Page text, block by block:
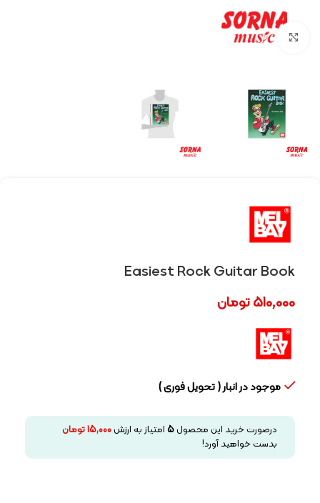
Click to enlarge
Easiest Rock Guitar Book
510,000تومان
موجود در انبار ( تحویل فوری )
درصورت خرید این محصول5 امتیاز به ارزش15,000تومان
بدست خواهید آورد!